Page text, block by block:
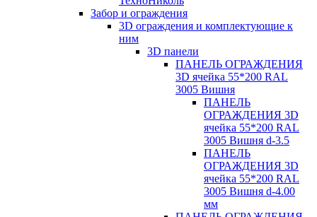
Забор и ограждения
3D ограждения и комплектующие к
ним
3D панели
ПАНЕЛЬ ОГРАЖДЕНИЯ
3D ячейка 55*200 RAL
3005 Вишня
ПАНЕЛЬ
ОГРАЖДЕНИЯ 3D
ячейка 55*200 RAL
3005 Вишня d-3.5
ПАНЕЛЬ
ОГРАЖДЕНИЯ 3D
ячейка 55*200 RAL
3005 Вишня d-4.00
мм